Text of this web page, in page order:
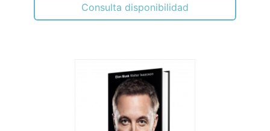
Consulta disponibilidad